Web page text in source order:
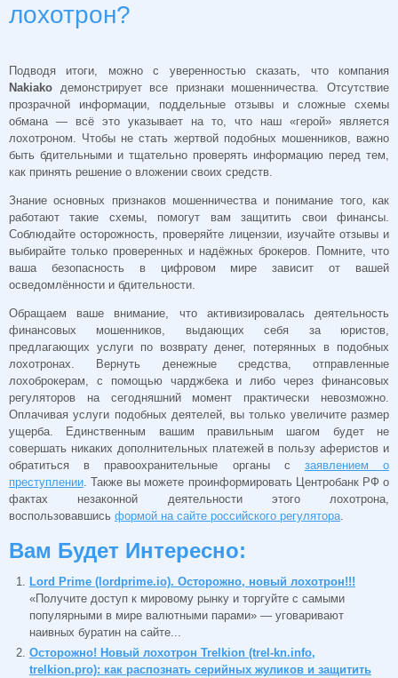
лохотрон?
Подводя итоги, можно с уверенностью сказать, что компания
Nakiako демонстрирует все признаки мошенничества. Отсутствие
прозрачной информации, поддельные отзывы и сложные схемы
обмана — всё это указывает на то, что наш «герой» является
лохотроном. Чтобы не стать жертвой подобных мошенников, важно
быть бдительными и тщательно проверять информацию перед тем,
как принять решение о вложении своих средств.
Знание основных признаков мошенничества и понимание того, как
работают такие схемы, помогут вам защитить свои финансы.
Соблюдайте осторожность, проверяйте лицензии, изучайте отзывы и
выбирайте только проверенных и надёжных брокеров. Помните, что
ваша безопасность в цифровом мире зависит от вашей
осведомлённости и бдительности.
Обращаем ваше внимание, что активизировалась деятельность
финансовых мошенников, выдающих себя за юристов,
предлагающих услуги по возврату денег, потерянных в подобных
лохотронах. Вернуть денежные средства, отправленные
лохоброкерам, с помощью чарджбека и либо через финансовых
регуляторов на сегодняшний момент практически невозможно.
Оплачивая услуги подобных деятелей, вы только увеличите размер
ущерба. Единственным вашим правильным шагом будет не
совершать никаких дополнительных платежей в пользу аферистов и
обратиться в правоохранительные органы с заявлением о
преступлении . Также вы можете проинформировать Центробанк РФ о
фактах незаконной деятельности этого лохотрона,
воспользовавшись формой на сайте российского регулятора
Вам Будет Интересно:
Lord Prime (lordprime.io). Осторожно, новый лохотрон!!!
«Получите доступ к мировому рынку и торгуйте с самыми
популярными в мире валютными парами» — уговаривают
наивных буратин на сайте...
Осторожно! Новый лохотрон Trelkion (trel-kn.info,
trelkion.pro): как распознать серийных жуликов и защитить